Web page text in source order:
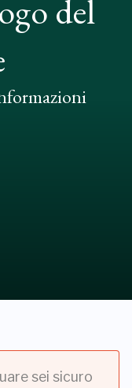
del
sei sicuro